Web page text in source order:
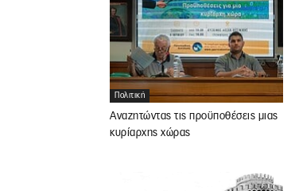
Πολιτική
Αναζητώντας τις προϋποθέσεις μιας
κυρίαρχης χώρας